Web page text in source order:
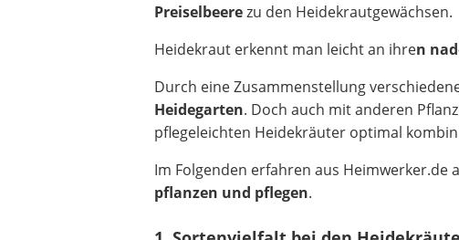
Preiselbeerezu den Heidekrautgewächsen.
Heidekraut erkennt man leicht an ihren
Durch eine Zusammenstellung
Heidegarten. Doch auch mit anderen
pflegeleichten Heidekräuter optimal
Im Folgenden erfahren aus Heimwerker.de
pflanzen und pflegen.